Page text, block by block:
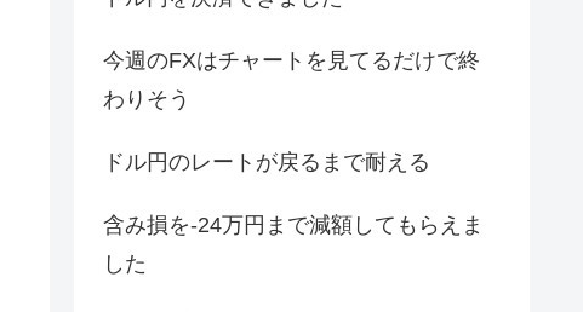
今週のFXはチャートを見てるだけで終
わりそう
ドル円のレートが戻るまで耐える
含み損を-24万円まで減額してもらえま
した